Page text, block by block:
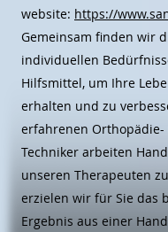
website: https://
Gemeinsam finden wir
individuellen
Hilfsmittel, um Ihre
erhalten und zu
erfahrenen Orthopädie-
Techniker arbeiten
unseren Therapeuten
erzielen wir für Sie das
Ergebnis aus einer